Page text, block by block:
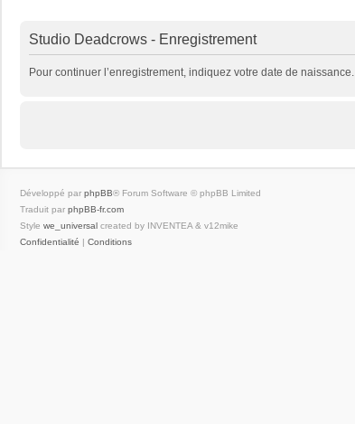
Studio Deadcrows - Enregistrement
Pour continuer l’enregistrement, indiquez votre date de naissance.
Développé par phpBB® Forum Software © phpBB Limited
Traduit par phpBB-fr.com
Style we_universal created by INVENTEA & v12mike
Confidentialité | Conditions